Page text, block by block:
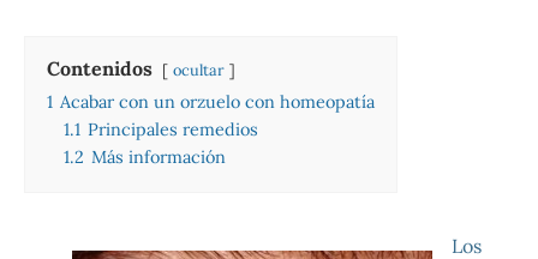
Contenidos ocultar
1 Acabar con un orzuelo con homeopatía
1.1 Principales remedios
1.2 Más información
Los